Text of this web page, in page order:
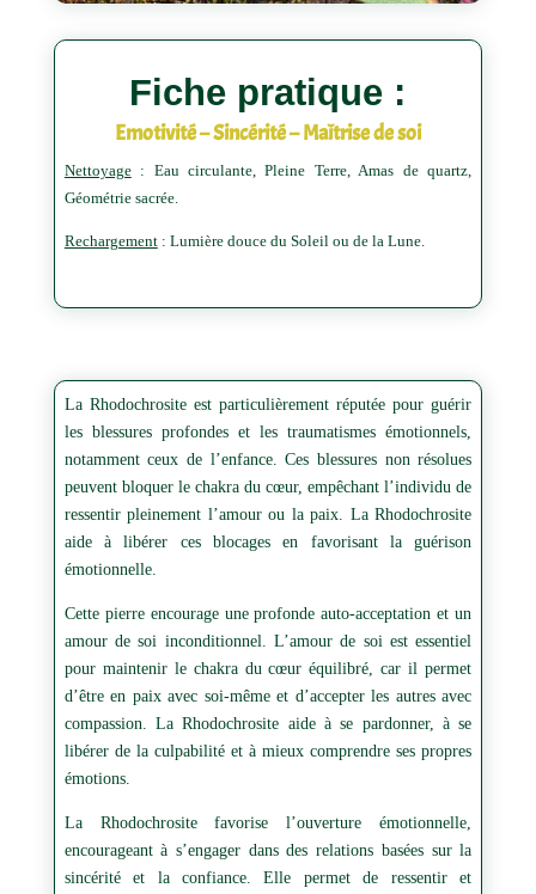
Fiche pratique :
Emotivité – Sincérité – Maîtrise de soi
Nettoyage: Eau circulante, Pleine Terre, Amas de quartz,
Géométrie sacrée.
Rechargement: Lumière douce du Soleil ou de la Lune.
La Rhodochrosite est particulièrement réputée pour guérir
les blessures profondes et les traumatismes émotionnels,
notamment ceux de l’enfance. Ces blessures non résolues
peuvent bloquer le chakra du cœur, empêchant l’individu de
ressentir pleinement l’amour ou la paix. La Rhodochrosite
aide à libérer ces blocages en favorisant la guérison
émotionnelle.
Cette pierre encourage une profonde auto-acceptation et un
amour de soi inconditionnel. L’amour de soi est essentiel
pour maintenir le chakra du cœur équilibré, car il permet
d’être en paix avec soi-même et d’accepter les autres avec
compassion. La Rhodochrosite aide à se pardonner, à se
libérer de la culpabilité et à mieux comprendre ses propres
émotions.
La Rhodochrosite favorise l’ouverture émotionnelle,
encourageant à s’engager dans des relations basées sur la
sincérité et la confiance. Elle permet de ressentir et